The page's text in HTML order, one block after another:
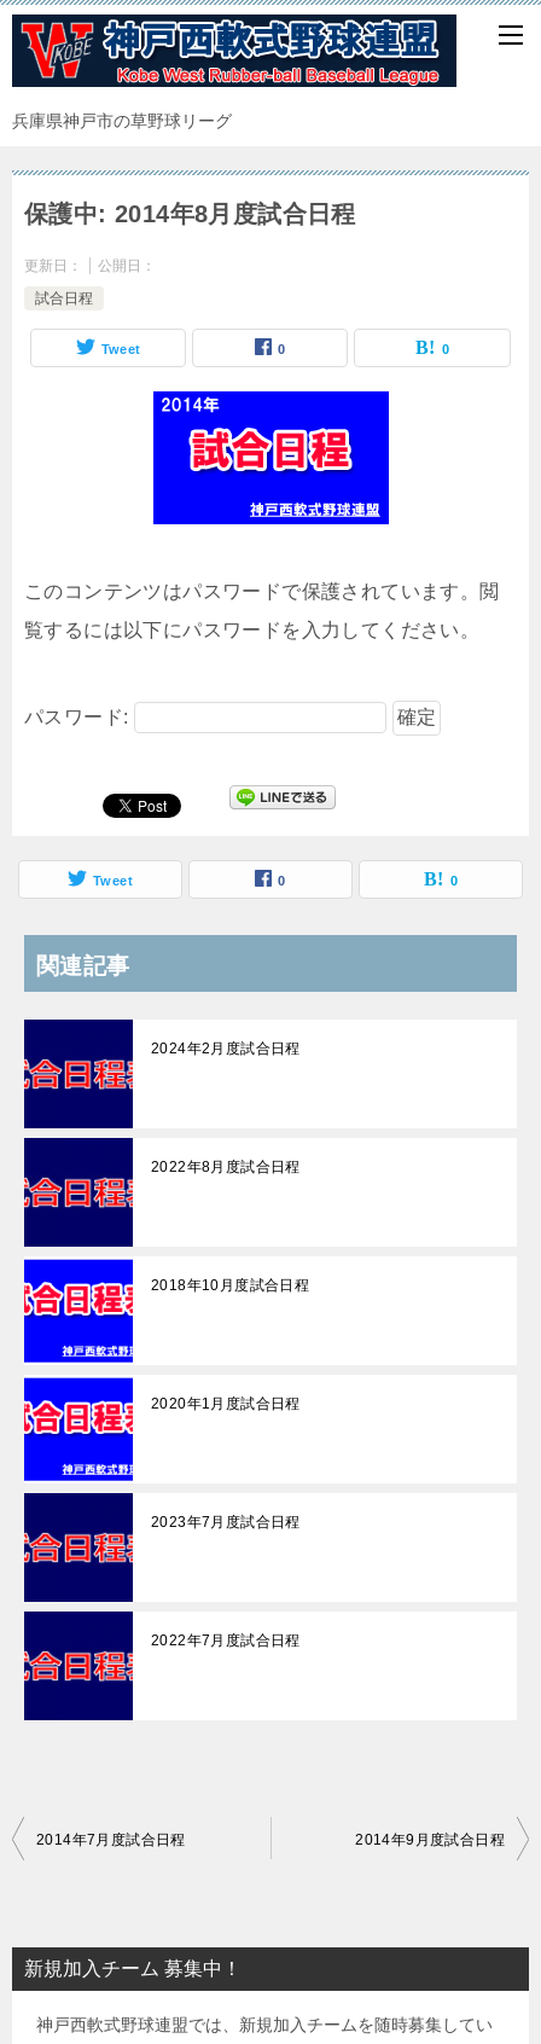
兵庫県神戸市の草野球リーグ
保護中: 2014年8月度試合日程
更新日：
公開日：
試合日程
Tweet 0 0
このコンテンツはパスワードで保護されています。閲
覧するには以下にパスワードを入力してください。
パスワード:
Tweet 0 0
関連記事
2024年2月度試合日程
2022年8月度試合日程
2018年10月度試合日程
2020年1月度試合日程
2023年7月度試合日程
2022年7月度試合日程
投
ビ
ゲ
2014年7月度試合日程 2014年9月度試合日程
新規加入チーム 募集中！
神戸西軟式野球連盟では、新規加入チームを随時募集してい